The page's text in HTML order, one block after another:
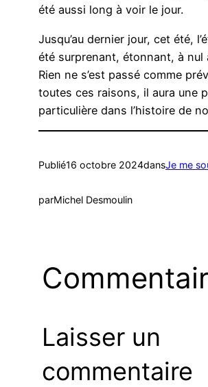
été aussi long à voir le jour.
Jusqu’au dernier jour, cet été,
été surprenant, étonnant, à nul
Rien ne s’est passé comme
toutes ces raisons, il aura une
particulière dans l’histoire de
Publié16 octobre 2024dansJe me
parMichel Desmoulin
Laisser un
commentaire